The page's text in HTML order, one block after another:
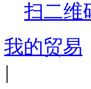
扫二维
我的贸易
|